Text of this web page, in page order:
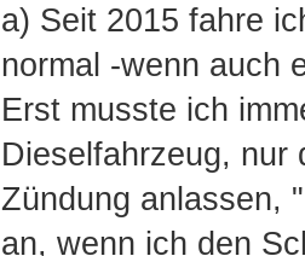
a) Seit 2015 fahre
normal -wenn auch
Erst musste ich
Dieselfahrzeug, nur
Zündung anlassen,
an, wenn ich den